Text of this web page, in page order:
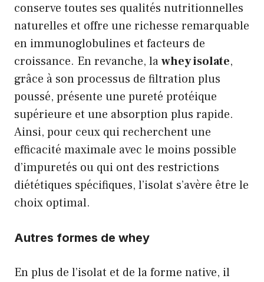
conserve toutes ses qualités nutritionnelles
naturelles et offre une richesse remarquable
en immunoglobulines et facteurs de
croissance. En revanche, lawhey isolate,
grâce à son processus de filtration plus
poussé, présente une pureté protéique
supérieure et une absorption plus rapide.
Ainsi, pour ceux qui recherchent une
efficacité maximale avec le moins possible
d’impuretés ou qui ont des restrictions
diététiques spécifiques, l’isolat s’avère être le
choix optimal.
Autres formes de whey
En plus de l’isolat et de la forme native, il